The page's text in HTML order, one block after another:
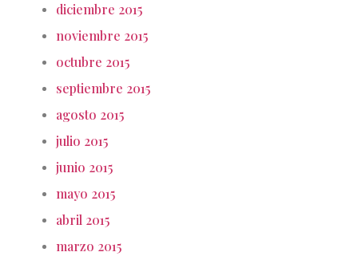
diciembre 2015
noviembre 2015
octubre 2015
septiembre 2015
agosto 2015
julio 2015
junio 2015
mayo 2015
abril 2015
marzo 2015